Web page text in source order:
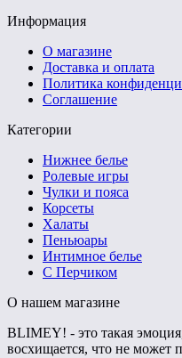
Информация
О магазине
Доставка и оплата
Политика
Соглашение
Категории
Нижнее белье
Ролевые игры
Чулки и пояса
Корсеты
Халаты
Пеньюары
Интимное белье
С Перчиком
О нашем магазине
BLIMEY! - это такая
восхищается, что не может